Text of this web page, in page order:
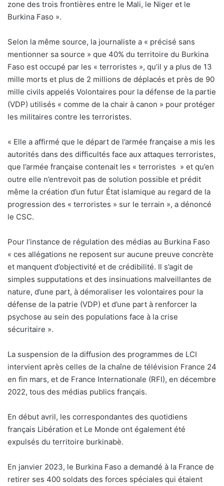
zone des trois frontières entre le Mali, le Niger et le
Burkina Faso ».
Selon la même source, la journaliste a « précisé sans
mentionner sa source » que 40% du territoire du Burkina
Faso est occupé par les « terroristes », qu’il y a plus de 13
mille morts et plus de 2 millions de déplacés et près de 90
mille civils appelés Volontaires pour la défense de la partie
(VDP) utilisés « comme de la chair à canon » pour protéger
les militaires contre les terroristes.
« Elle a affirmé que le départ de l’armée française a mis les
autorités dans des difficultés face aux attaques terroristes,
que l’armée française contenait les « terroristes » et qu’en
outre elle n’entrevoit pas de solution possible et prédit
même la création d’un futur État islamique au regard de la
progression des « terroristes » sur le terrain », a dénoncé
le CSC.
Pour l’instance de régulation des médias au Burkina Faso
« ces allégations ne reposent sur aucune preuve concrète
et manquent d’objectivité et de crédibilité. Il s’agit de
simples supputations et des insinuations malveillantes de
nature, d’une part, à démoraliser les volontaires pour la
défense de la patrie (VDP) et d’une part à renforcer la
psychose au sein des populations face à la crise
sécuritaire ».
La suspension de la diffusion des programmes de LCI
intervient après celles de la chaîne de télévision France 24
en fin mars, et de France Internationale (RFI), en décembre
2022, tous des médias publics français.
En début avril, les correspondantes des quotidiens
français Libération et Le Monde ont également été
expulsés du territoire burkinabè.
En janvier 2023, le Burkina Faso a demandé à la France de
retirer ses 400 soldats des forces spéciales qui étaient